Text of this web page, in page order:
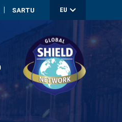
SARTU EU